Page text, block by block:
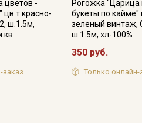
цветов -
цв.т.красно-
ш.1.5м,
заказ
Рогожка "Царица
букеты по
зеленый винтаж,
ш.1.5м, хл-100%
350 руб.
Только онлайн-